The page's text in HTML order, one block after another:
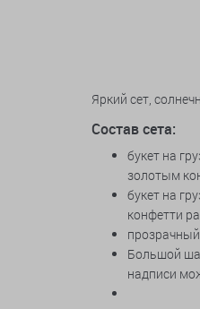
Яркий сет,
Состав сета:
букет на
золотым
букет на
конфетти
Большой
надписи